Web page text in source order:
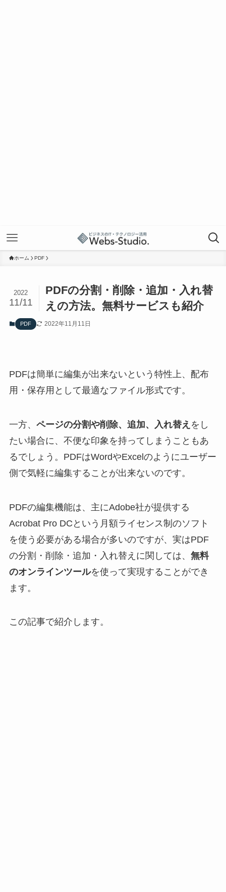
ホーム PDF
PDFの分割・削除・追加・入れ替
えの方法。無料サービスも紹介
2022
11/11
PDF 2022年11月11日
PDFは簡単に編集が出来ないという特性上、配布
用・保存用として最適なファイル形式です。
一方、 ページの分割や削除、追加、入れ替え をし
たい場合に、不便な印象を持ってしまうこともあ
るでしょう。PDFはWordやExcelのようにユーザー
側で気軽に編集することが出来ないのです。
PDFの編集機能は、主にAdobe社が提供する
Acrobat Pro DCという月額ライセンス制のソフト
を使う必要がある場合が多いのですが、実はPDF
の分割・削除・追加・入れ替えに関しては、 無料
のオンラインツールを使って実現することができ
ます。
この記事で紹介します。